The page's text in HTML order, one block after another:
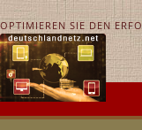
OPTIMIEREN SIE DEN